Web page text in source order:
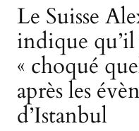
Le Suisse
indique qu’il
« choqué
après les
d’Istanbul